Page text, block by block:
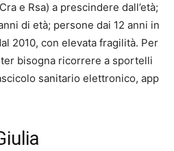
e Rsa) a prescindere dall’età;
di età; persone dai 12 anni in
2010, con elevata fragilità. Per
bisogna ricorrere a sportelli
sanitario elettronico, app